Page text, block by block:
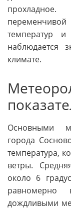
температур
наблюдается
климате.
Основными
города
температура,
ветры.
около 6
дождливыми